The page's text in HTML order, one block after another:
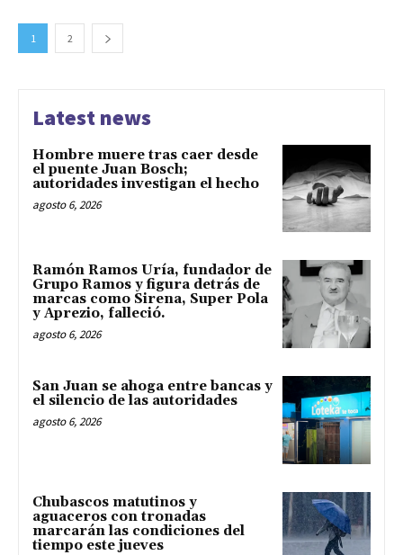
1 2
Latest news
Hombre muere tras caer desde
el puente Juan Bosch;
autoridades investigan el hecho
agosto 6, 2026
Ramón Ramos Uría, fundador de
Grupo Ramos y figura detrás de
marcas como Sirena, Super Pola
y Aprezio, falleció.
agosto 6, 2026
San Juan se ahoga entre bancas y
el silencio de las autoridades
agosto 6, 2026
Chubascos matutinos y
aguaceros con tronadas
marcarán las condiciones del
tiempo este jueves